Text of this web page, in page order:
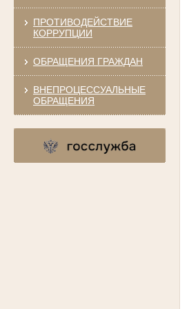
ПРОТИВОДЕЙСТВИЕ
КОРРУПЦИИ
ОБРАЩЕНИЯ ГРАЖДАН
ВНЕПРОЦЕССУАЛЬНЫЕ
ОБРАЩЕНИЯ